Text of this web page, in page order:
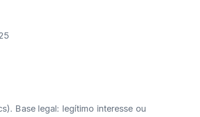
Base legal: legítimo interesse ou